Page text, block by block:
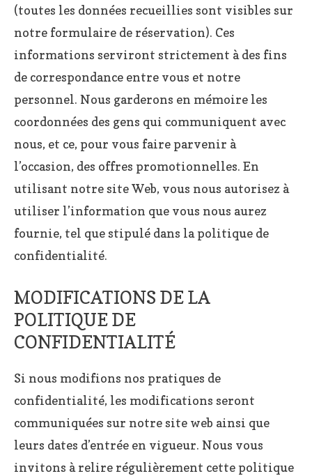
(toutes les données recueillies sont visibles sur
notre formulaire de réservation). Ces
informations serviront strictement à des fins
de correspondance entre vous et notre
personnel. Nous garderons en mémoire les
coordonnées des gens qui communiquent avec
nous, et ce, pour vous faire parvenir à
l’occasion, des offres promotionnelles. En
utilisant notre site Web, vous nous autorisez à
utiliser l’information que vous nous aurez
fournie, tel que stipulé dans la politique de
confidentialité.
MODIFICATIONS DE LA
POLITIQUE DE
CONFIDENTIALITÉ
Si nous modifions nos pratiques de
confidentialité, les modifications seront
communiquées sur notre site web ainsi que
leurs dates d’entrée en vigueur. Nous vous
invitons à relire régulièrement cette politique